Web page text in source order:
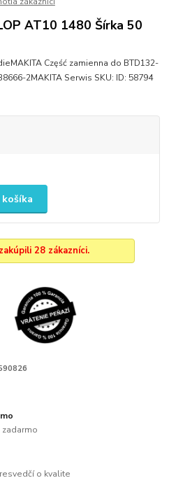
AT10 1480 Šírka 50
Część zamienna do BTD132-
2MAKITA Serwis SKU: ID: 58794
28 zákazníci.
o kvalite